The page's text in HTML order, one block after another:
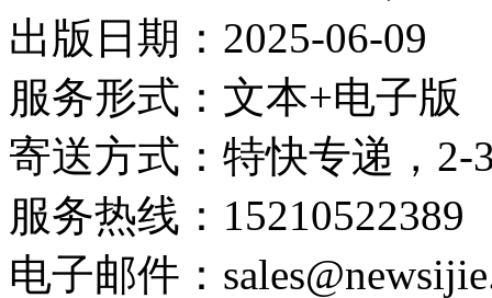
出版日期：2025-06-09
服务形式：文本+电子版
寄送方式：特快专递，2-
服务热线：15210522389
电子邮件：